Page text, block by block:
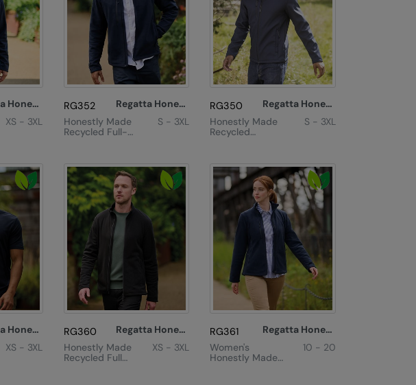
Regatta Honestly Made
XS - 3XL
RG352
Regatta Honestly Made
Honestly Made
Recycled Full-
S - 3XL
RG350
Regatta Honestly Made
Honestly Made
Recycled
S - 3XL
Regatta Honestly Made
XS - 3XL
RG360
Regatta Honestly Made
Honestly Made
Recycled Full
XS - 3XL
RG361
Regatta Honestly Made
Women's
Honestly Made
10 - 20